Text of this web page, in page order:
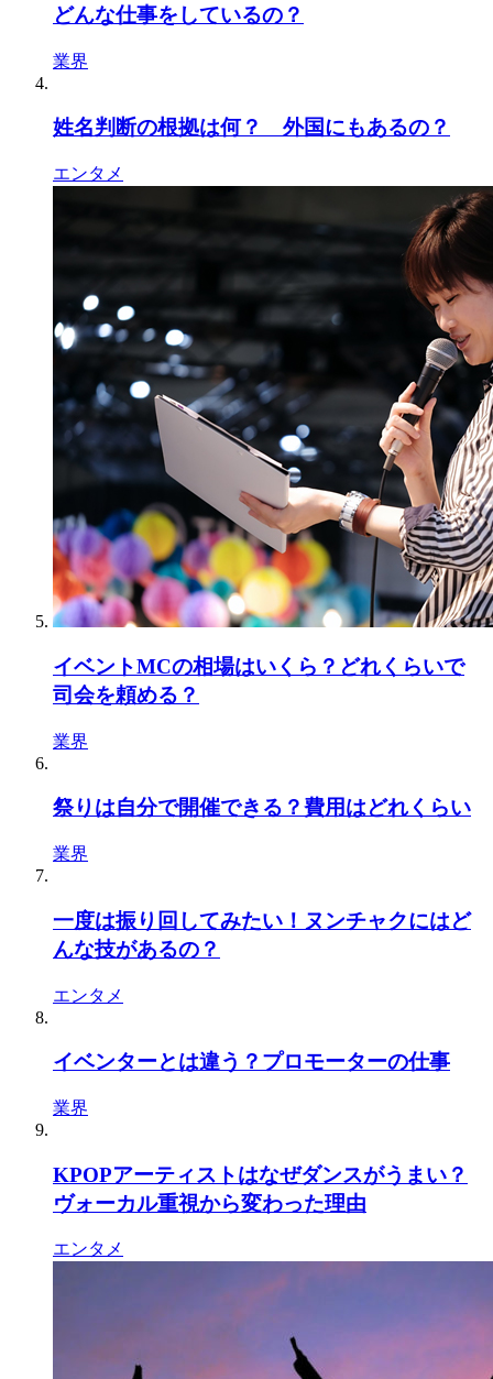
どんな仕事をしているの？
業界
姓名判断の根拠は何？ 外国にもあるの？
エンタメ
イベントMCの相場はいくら？どれくらいで
司会を頼める？
業界
祭りは自分で開催できる？費用はどれくらい
業界
一度は振り回してみたい！ヌンチャクにはど
んな技があるの？
エンタメ
イベンターとは違う？プロモーターの仕事
業界
KPOPアーティストはなぜダンスがうまい？
ヴォーカル重視から変わった理由
エンタメ